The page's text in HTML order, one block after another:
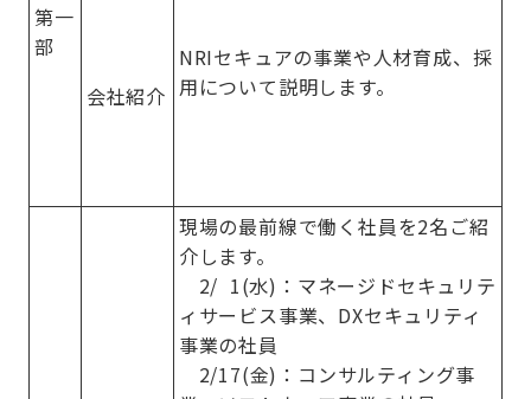
第一
部
会社紹介
NRIセキュアの事業や人材育成、採
用について説明します。
現場の最前線で働く社員を2名ご紹
介します。
2/ 1(水)：マネージドセキュリテ
ィサービス事業、DXセキュリティ
事業の社員
2/17(金)：コンサルティング事